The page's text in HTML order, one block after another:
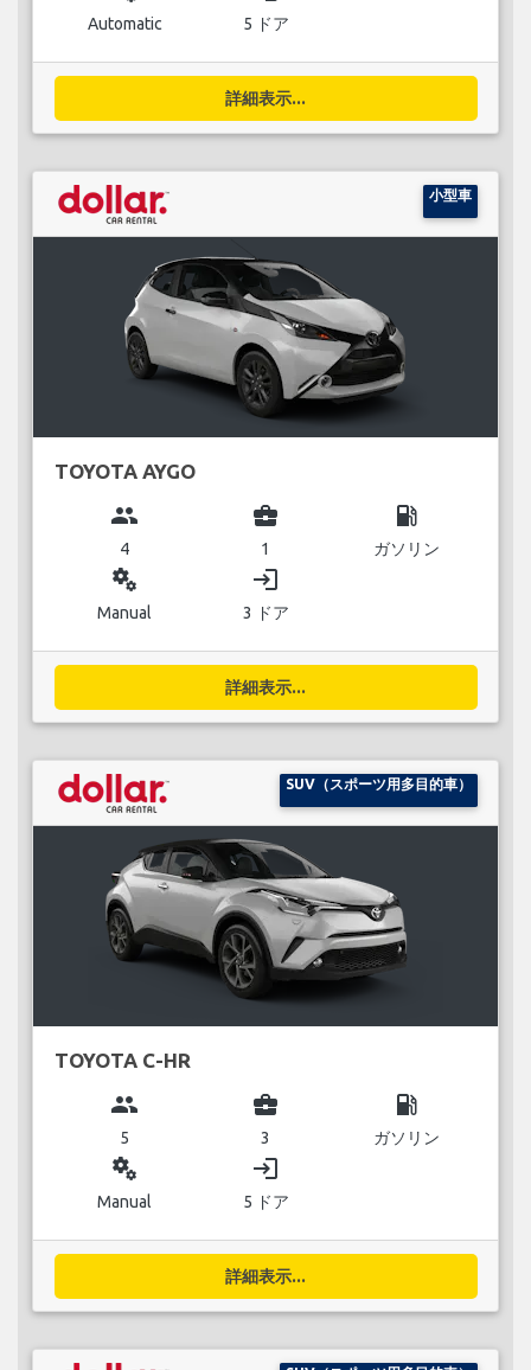
Automatic 5 ドア
詳細表示...
小型車
TOYOTA AYGO
group
4
business_center
1
local_gas_station
ガソリン
miscellaneous_services
Manual
login
3 ドア
詳細表示...
SUV（スポーツ用多目的車）
TOYOTA C-HR
group
5
business_center
3
local_gas_station
ガソリン
miscellaneous_services
Manual
login
5 ドア
詳細表示...